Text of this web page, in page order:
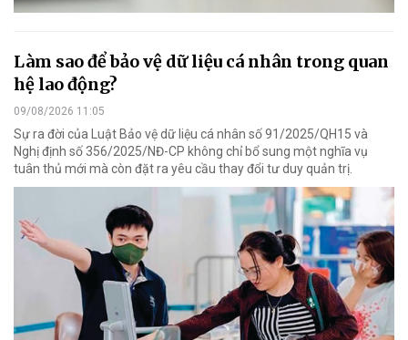
Làm sao để bảo vệ dữ liệu cá nhân trong quan
hệ lao động?
09/08/2026 11:05
Sự ra đời của Luật Bảo vệ dữ liệu cá nhân số 91/2025/QH15 và
Nghị định số 356/2025/NĐ-CP không chỉ bổ sung một nghĩa vụ
tuân thủ mới mà còn đặt ra yêu cầu thay đổi tư duy quản trị.